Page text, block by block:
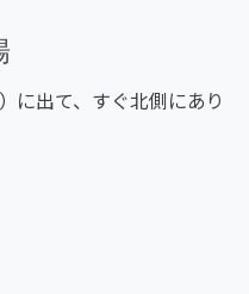
に出て、すぐ北側にあり